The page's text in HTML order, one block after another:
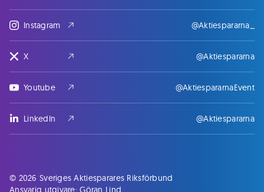
Instagram @Aktiespararna_
X @Aktiespararna
Youtube @AktiespararnaEvent
LinkedIn @Aktiespararna
© 2026 Sveriges Aktiesparares Riksförbund
Ansvarig utgivare: Göran Lind